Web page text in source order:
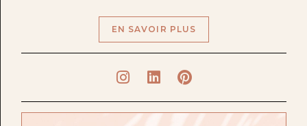
EN SAVOIR PLUS